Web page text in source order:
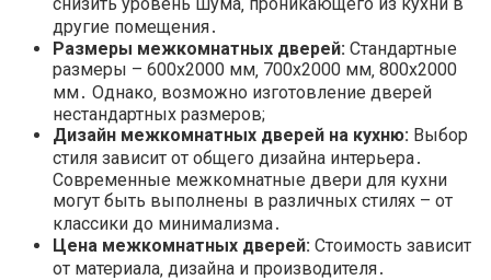
другие помещения․
Размеры межкомнатных дверей: Стандартные
размеры – 600х2000 мм‚ 700х2000 мм‚ 800х2000
мм․ Однако‚ возможно изготовление дверей
нестандартных размеров;
Дизайн межкомнатных дверей на кухню: Выбор
стиля зависит от общего дизайна интерьера․
Современные межкомнатные двери для кухни
могут быть выполнены в различных стилях – от
классики до минимализма․
Цена межкомнатных дверей: Стоимость зависит
от материала‚ дизайна и производителя․